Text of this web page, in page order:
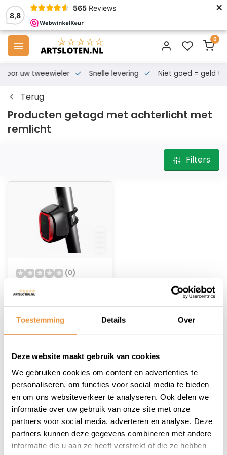
Toestemming Details Over
Deze website maakt gebruik van cookies
We gebruiken cookies om content en advertenties te
personaliseren, om functies voor social media te bieden
en om ons websiteverkeer te analyseren. Ook delen we
informatie over uw gebruik van onze site met onze
partners voor social media, adverteren en analyse. Deze
partners kunnen deze gegevens combineren met andere
informatie die u aan ze heeft verstrekt of die ze hebben
8,8
565 Reviews ×
0
voor uw tweewieler Snelle levering Niet goed = geld
Terug
Producten getagd met achterlicht met
remlicht
Filters
(0)
remlicht USB 25 Lux
X6
Niet op voorraad
1